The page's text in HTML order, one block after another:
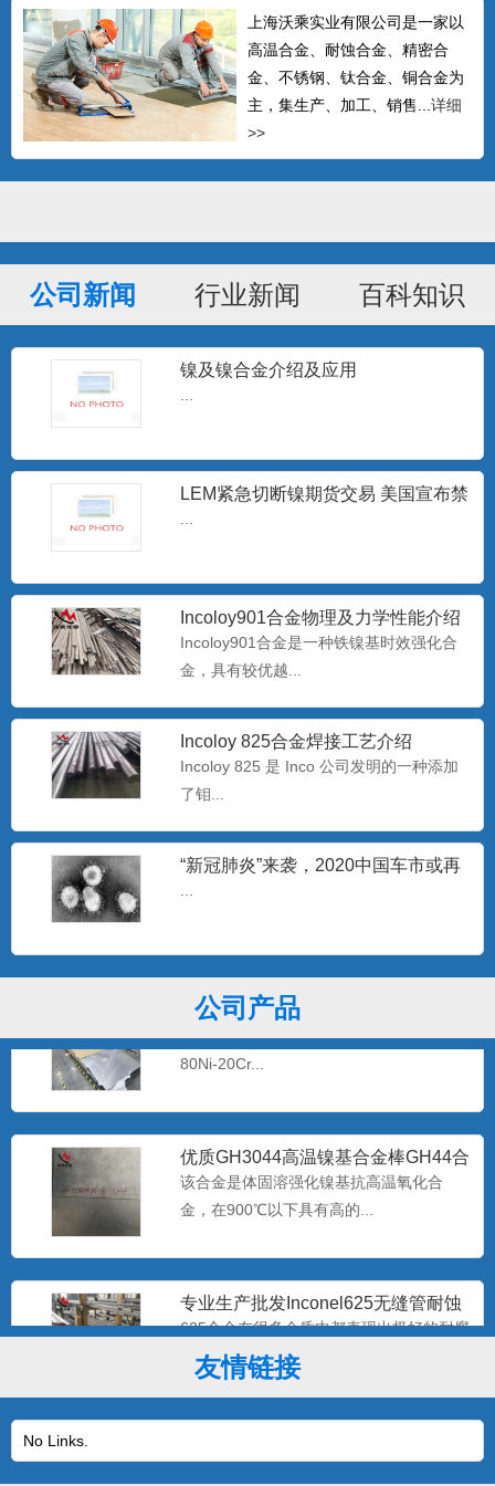
上海沃乘实业有限公司是一家以
高温合金、耐蚀合金、精密合
金、不锈钢、钛合金、铜合金为
主，集生产、加工、销售... 详细
>>
公司新闻 行业新闻 百科知识
镍及镍合金介绍及应用
LEM紧急切断镍期货交易 美国宣布禁
Incoloy901合金物理及力学性能介绍
Incoloy901合金是一种铁镍基时效强化合
金，具有较优越...
Incoloy 825合金焊接工艺介绍
Incoloy 825 是 Inco 公司发明的一种添加
了钼...
“新冠肺炎”来袭，2020中国车市或再
公司产品
GH605钴基高温合金棒 L605钴基焊
冷轧板材、δ0....
276毛
Hastelloy C-276 对氧化性和中等还原性腐
蚀有较...
合性能好的耐蚀合...
铜板/棒
白铜是以镍为主要添加元素的铜基合金，
呈银白色，有金属光泽，故...
哈氏N10276镍基合金板 美标
Hastelloy C-2
哈氏C-276合是一种含钨的镍-铬-钼合金，
极低的硅碳含量，...
海恩斯Haynes230-W 镍基合金带材
Haynes2
230合金含镍、铬、钨和钼，具有优良的高
库存GH3030镍铬合金棒GH3030高
温合金带材GH30
GH3030固溶强化型高温合金是早期发展的
80Ni-20Cr...
优质GH3044高温镍基合金棒GH44合
金板现货 gh30
该合金是体固溶强化镍基抗高温氧化合
金，在900℃以下具有高的...
专业生产批发Inconel625无缝管耐蚀
2.4856镍基
625合金在很多介质中都表现出极好的耐腐
时效2.466
该合金在-253～700℃温度范围内具有良好
友情链接
No Links.